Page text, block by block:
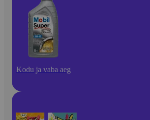
Kodu ja vaba aeg